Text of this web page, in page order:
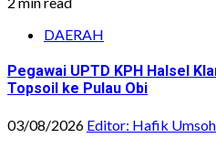
DAERAH
Pegawai UPTD KPH Halsel
Topsoil ke Pulau Obi
03/08/2026 Editor: Hafik